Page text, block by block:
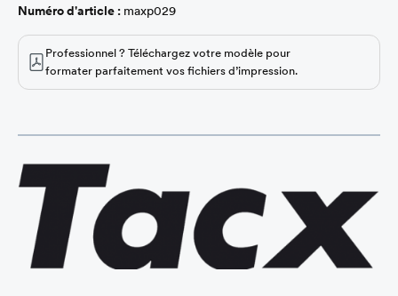
Numéro d'article : maxp029
Professionnel ? Téléchargez votre modèle pour
formater parfaitement vos fichiers d’impression.